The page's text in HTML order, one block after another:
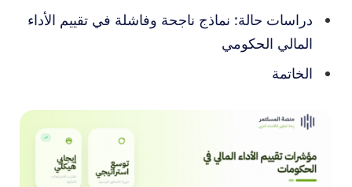
دراسات حالة: نماذج ناجحة وفاشلة في تقييم الأداء
المالي الحكومي
الخاتمة